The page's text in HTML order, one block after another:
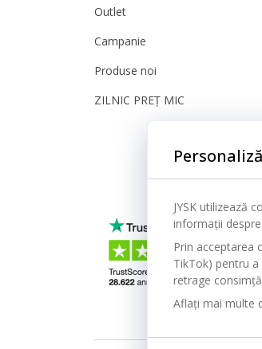
Outlet
Campanie
Produse noi
ZILNIC PREȚ MIC
JYSK utilizează
informații
Prin acceptarea
TikTok) pentru
retrage
Aflați mai multe